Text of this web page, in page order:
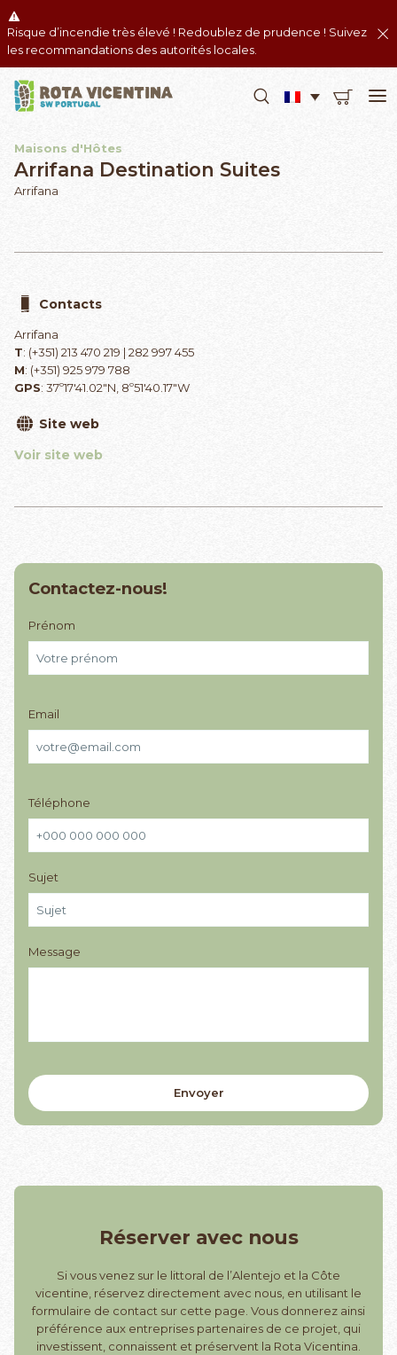
Risque d’incendie très élevé ! Redoublez de prudence ! Suivez
les recommandations des autorités locales.
Maisons d'Hôtes
Arrifana Destination Suites
Arrifana
Contacts
Arrifana
T: (+351) 213 470 219 | 282 997 455
M: (+351) 925 979 788
GPS: 37º17'41.02"N, 8º51'40.17"W
Site web
Voir site web
Contactez-nous!
Prénom
Email
Téléphone
Sujet
Message
Réserver avec nous
Si vous venez sur le littoral de l’Alentejo et la Côte
vicentine, réservez directement avec nous, en utilisant le
formulaire de contact sur cette page. Vous donnerez ainsi
préférence aux entreprises partenaires de ce projet, qui
investissent, connaissent et préservent la Rota Vicentina.